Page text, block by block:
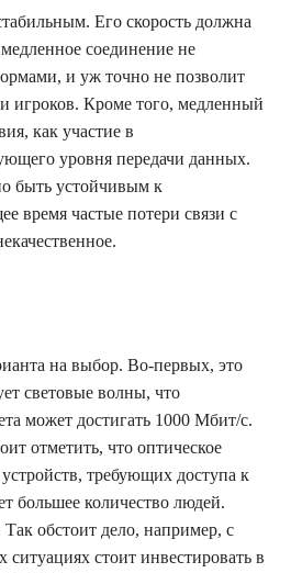
Его скорость должна
соединение не
и уж точно не позволит
игроков. Кроме того, медленный
как участие в
уровня передачи данных.
быть устойчивым к
время частые потери связи с
на выбор. Во-первых, это
световые волны, что
может достигать 1000 Мбит/с.
отметить, что оптическое
требующих доступа к
большее количество людей.
обстоит дело, например, с
стоит инвестировать в